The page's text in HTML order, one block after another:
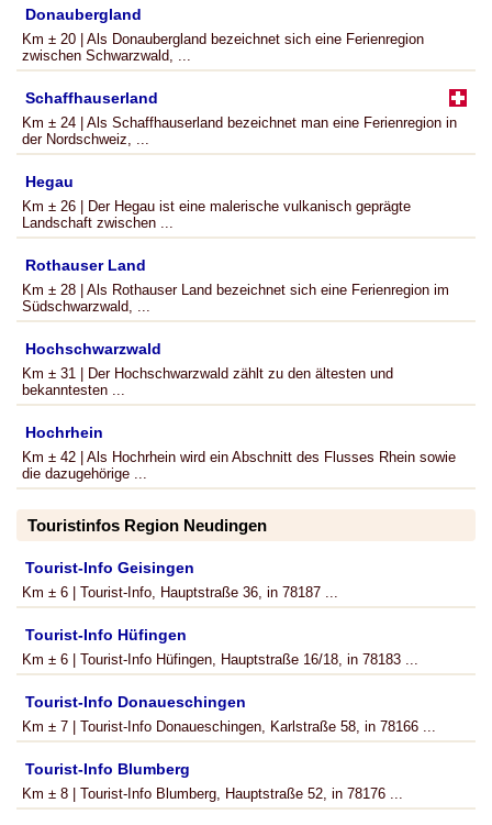
Donaubergland
Km ± 20 | Als Donaubergland bezeichnet sich eine Ferienregion
zwischen Schwarzwald, ...
Schaffhauserland
Km ± 24 | Als Schaffhauserland bezeichnet man eine Ferienregion in
der Nordschweiz, ...
Hegau
Km ± 26 | Der Hegau ist eine malerische vulkanisch geprägte
Landschaft zwischen ...
Rothauser Land
Km ± 28 | Als Rothauser Land bezeichnet sich eine Ferienregion im
Südschwarzwald, ...
Hochschwarzwald
Km ± 31 | Der Hochschwarzwald zählt zu den ältesten und
bekanntesten ...
Hochrhein
Km ± 42 | Als Hochrhein wird ein Abschnitt des Flusses Rhein sowie
die dazugehörige ...
Touristinfos Region Neudingen
Tourist-Info Geisingen
Km ± 6 | Tourist-Info, Hauptstraße 36, in 78187 ...
Tourist-Info Hüfingen
Km ± 6 | Tourist-Info Hüfingen, Hauptstraße 16/18, in 78183 ...
Tourist-Info Donaueschingen
Km ± 7 | Tourist-Info Donaueschingen, Karlstraße 58, in 78166 ...
Tourist-Info Blumberg
Km ± 8 | Tourist-Info Blumberg, Hauptstraße 52, in 78176 ...